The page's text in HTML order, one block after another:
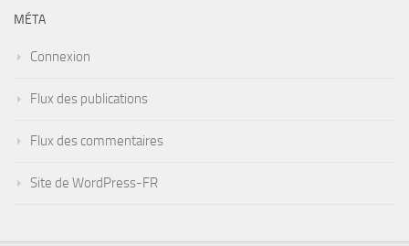
MÉTA
Connexion
Flux des publications
Flux des commentaires
Site de WordPress-FR